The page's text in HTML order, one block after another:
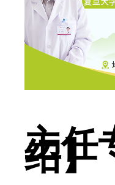
【
主任
绍】